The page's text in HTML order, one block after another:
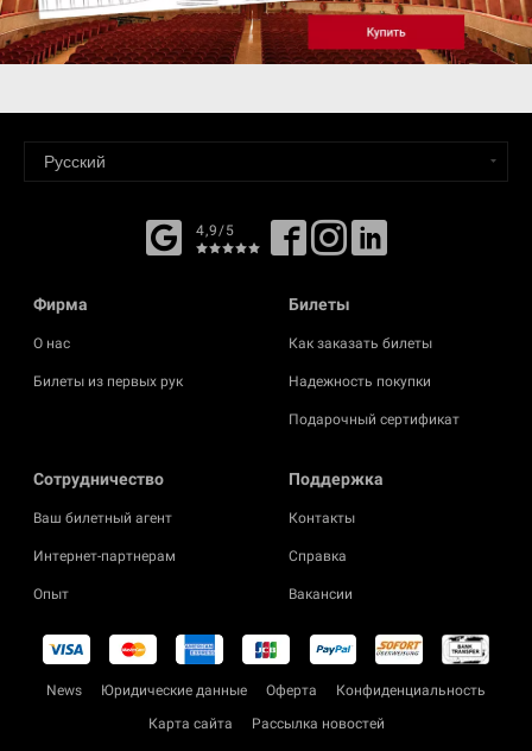
4,9/5
Фирма
О нас
Билеты из первых рук
Билеты
Как заказать билеты
Надежность покупки
Подарочный сертификат
Cотрудничество
Ваш билетный агент
Интернет-партнерам
Опыт
Поддержка
Контакты
Справка
Вакансии
News Юридические данные Оферта
Конфиденциальность
Карта сайта
Рассылка новостей